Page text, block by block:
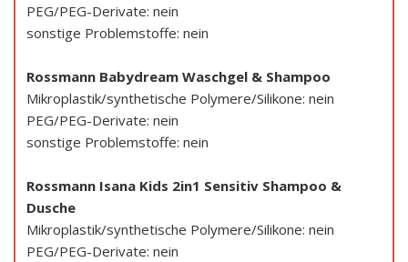
PEG/PEG-Derivate: nein
sonstige Problemstoffe: nein
Rossmann Babydream Waschgel & Shampoo
Mikroplastik/synthetische Polymere/Silikone: nein
PEG/PEG-Derivate: nein
sonstige Problemstoffe: nein
Rossmann Isana Kids 2in1 Sensitiv Shampoo &
Dusche
Mikroplastik/synthetische Polymere/Silikone: nein
PEG/PEG-Derivate: nein